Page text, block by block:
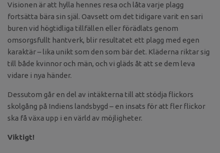
Visionen är att hylla hennes resa och låta varje plagg
fortsätta bära sin själ. Oavsett om det tidigare varit en sari
buren vid högtidliga tillfällen eller förädlats genom
omsorgsfullt hantverk, blir resultatet ett plagg med egen
karaktär – lika unikt som den som bär det. Kläderna riktar sig
till både kvinnor och män, och vi gläds åt att se dem leva
vidare i nya händer.
Dessutom går en del av intäkterna till att stödja flickors
skolgång på Indiens landsbygd – en insats för att fler flickor
ska få växa upp i en värld av möjligheter.
Viktigt!